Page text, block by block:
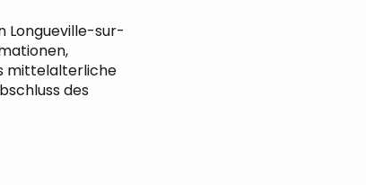
Longueville-sur-
mittelalterliche
des